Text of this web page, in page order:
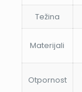
Težina
Materijali
Otpornost